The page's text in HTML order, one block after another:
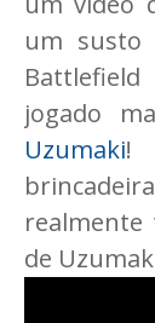
um susto
jogado
Uzumaki!
realmente
de